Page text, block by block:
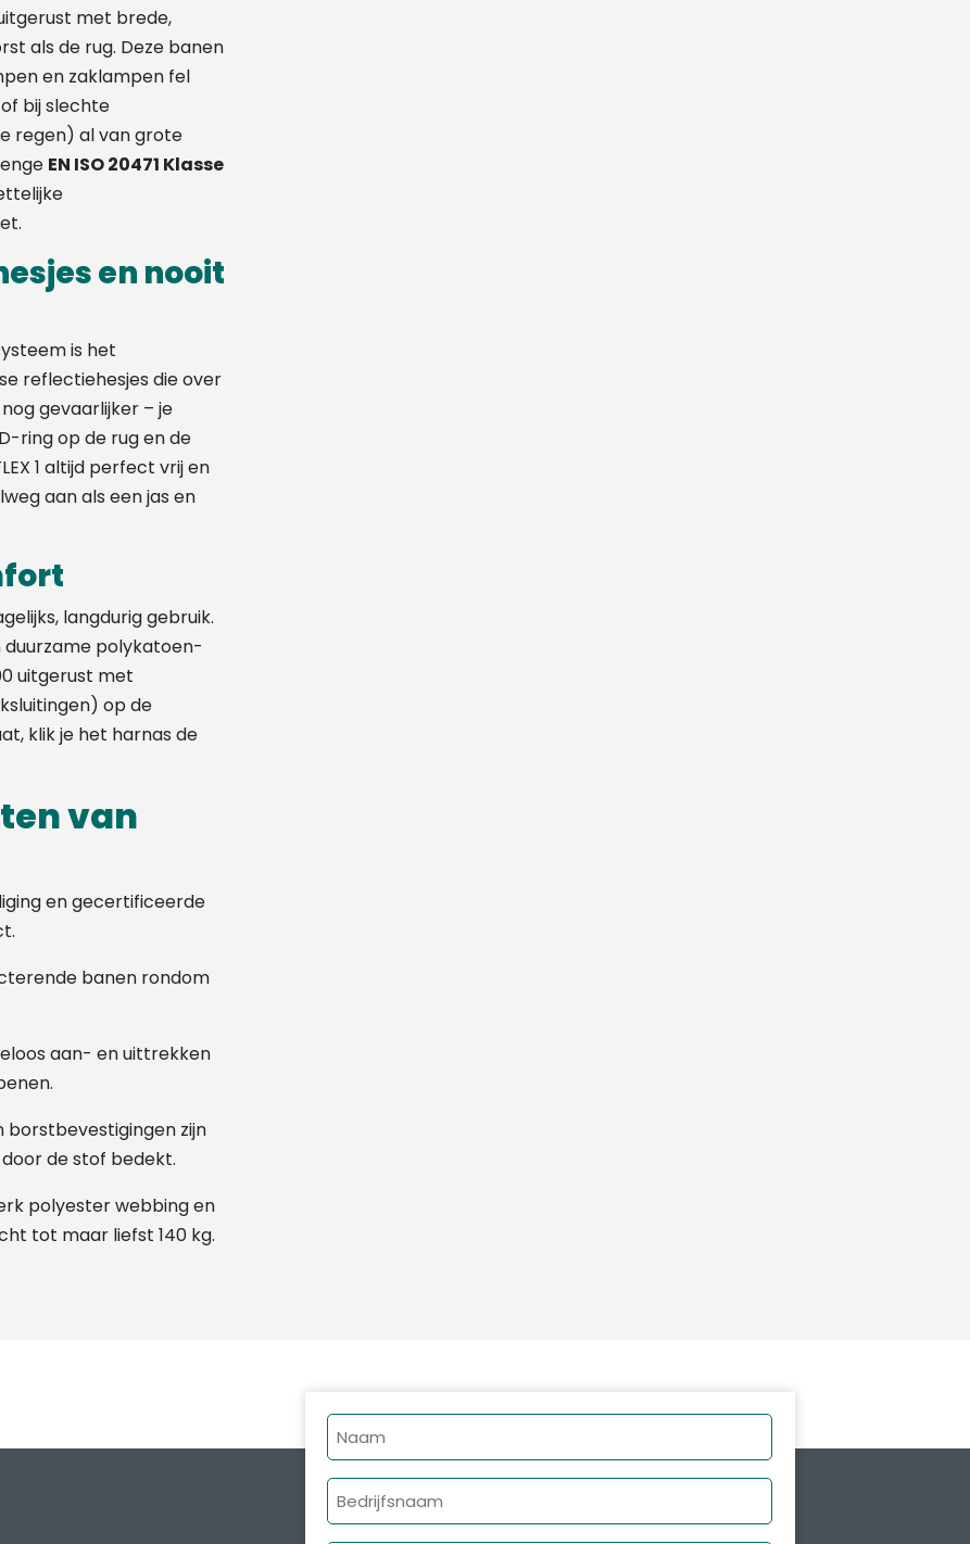
met brede,
als de rug. Deze banen
en zaklampen fel
bij slechte
regen) al van grote
EN ISO 20471 Klasse
en nooit
is het
reflectiehesjes die over
gevaarlijker – je
ring op de rug en de
1 altijd perfect vrij en
aan als een jas en
langdurig gebruik.
duurzame polykatoen-
uitgerust met
op de
klik je het harnas de
van
en gecertificeerde
banen rondom
aan- en uittrekken
borstbevestigingen zijn
de stof bedekt.
polyester webbing en
tot maar liefst 140 kg.
Naam
Bedrijfsnaam